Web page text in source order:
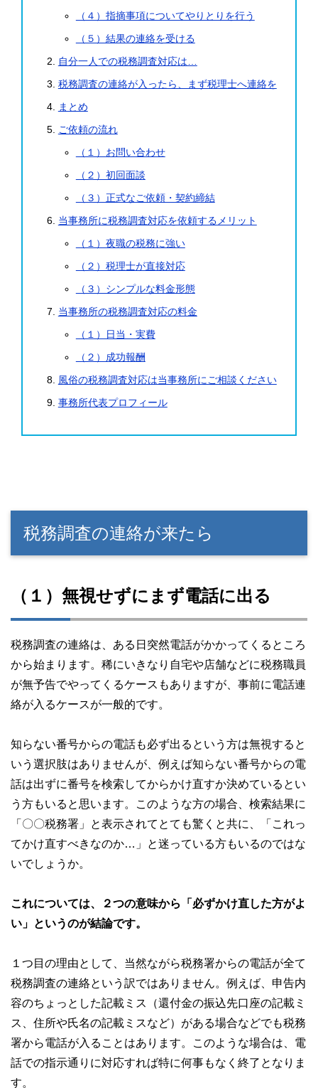
（４）指摘事項についてやりとりを行う
（５）結果の連絡を受ける
自分一人での税務調査対応は…
税務調査の連絡が入ったら、まず税理士へ連絡を
まとめ
ご依頼の流れ
（１）お問い合わせ
（２）初回面談
（３）正式なご依頼・契約締結
当事務所に税務調査対応を依頼するメリット
（１）夜職の税務に強い
（２）税理士が直接対応
（３）シンプルな料金形態
当事務所の税務調査対応の料金
（１）日当・実費
（２）成功報酬
風俗の税務調査対応は当事務所にご相談ください
事務所代表プロフィール
税務調査の連絡が来たら
（１）無視せずにまず電話に出る
税務調査の連絡は、ある日突然電話がかかってくるところ
から始まります。稀にいきなり自宅や店舗などに税務職員
が無予告でやってくるケースもありますが、事前に電話連
絡が入るケースが一般的です。
知らない番号からの電話も必ず出るという方は無視すると
いう選択肢はありませんが、例えば知らない番号からの電
話は出ずに番号を検索してからかけ直すか決めているとい
う方もいると思います。このような方の場合、検索結果に
「〇〇税務署」と表示されてとても驚くと共に、「これっ
てかけ直すべきなのか…」と迷っている方もいるのではな
いでしょうか。
これについては、２つの意味から「必ずかけ直した方がよ
い」というのが結論です。
１つ目の理由として、当然ながら税務署からの電話が全て
税務調査の連絡という訳ではありません。例えば、申告内
容のちょっとした記載ミス（還付金の振込先口座の記載ミ
ス、住所や氏名の記載ミスなど）がある場合などでも税務
署から電話が入ることはあります。このような場合は、電
話での指示通りに対応すれば特に何事もなく終了となりま
す。